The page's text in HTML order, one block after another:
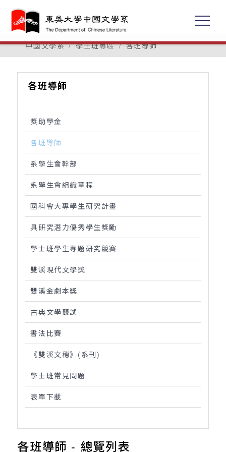
中國文學系 學士班專區 各班導師
各班導師
獎助學金
各班導師
系學生會幹部
系學生會組織章程
國科會大專學生研究計畫
具研究潛力優秀學生獎勵
學士班學生專題研究競賽
雙溪現代文學獎
雙溪金劇本獎
古典文學競試
書法比賽
《雙溪文穗》(系刊)
學士班常見問題
表單下載
各班導師 - 總覽列表